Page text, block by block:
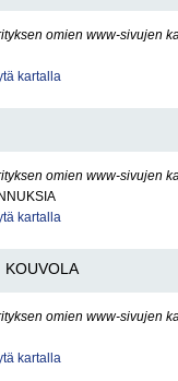
omien www-sivujen
kartalla
omien www-sivujen
kartalla
KOUVOLA
omien www-sivujen
kartalla